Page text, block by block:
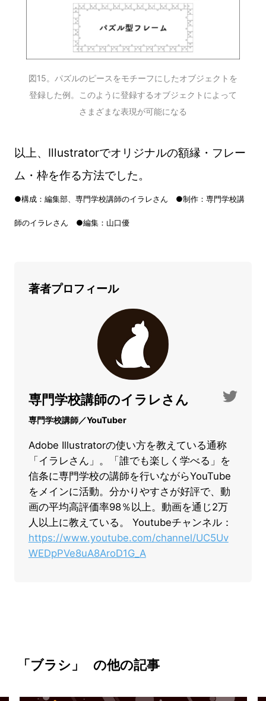
図15。パズルのピースをモチーフにしたオブジェクトを
登録した例。このように登録するオブジェクトによって
さまざまな表現が可能になる
以上、Illustratorでオリジナルの額縁・フレー
ム・枠を作る方法でした。
●構成：編集部、専門学校講師のイラレさん ●制作：専門学校講
師のイラレさん ●編集：山口優
著者プロフィール
専門学校講師のイラレさん
専門学校講師／YouTuber
Adobe Illustratorの使い方を教えている通称
「イラレさん」。「誰でも楽しく学べる」を
信条に専門学校の講師を行いながらYouTube
をメインに活動。分かりやすさが好評で、動
画の平均高評価率98％以上。動画を通じ2万
人以上に教えている。 Youtubeチャンネル：
https://www.youtube.com/channel/UC5Uv
WEDpPVe8uA8AroD1G_A
「ブラシ」 の他の記事